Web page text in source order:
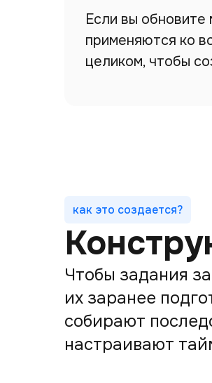
Если вы обновите
применяются ко
целиком, чтобы
как это создается?
Чтобы задания
их заранее
собирают
настраивают